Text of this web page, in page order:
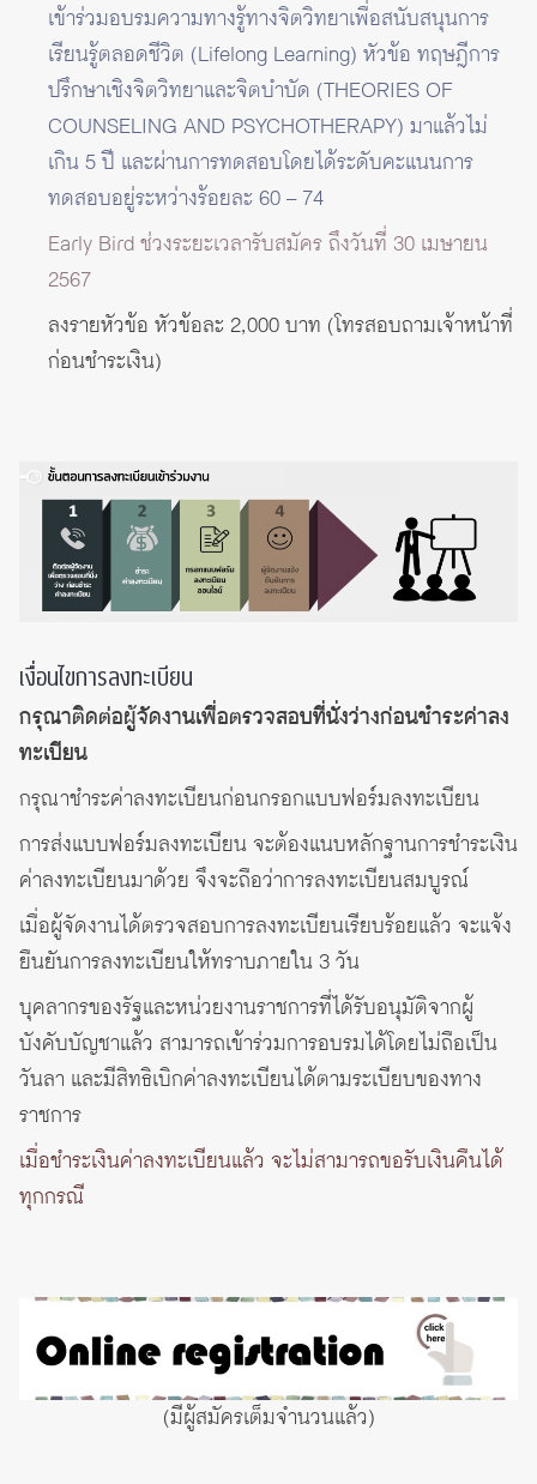
เข้าร่วมอบรมความทางรู้ทางจิตวิทยาเพื่อสนับสนุนการ
เรียนรู้ตลอดชีวิต (Lifelong Learning) หัวข้อ ทฤษฎีการ
ปรึกษาเชิงจิตวิทยาและจิตบำบัด (THEORIES OF
COUNSELING AND PSYCHOTHERAPY) มาแล้วไม่
เกิน 5 ปี และผ่านการทดสอบโดยได้ระดับคะแนนการ
ทดสอบอยู่ระหว่างร้อยละ 60 – 74
Early Bird ช่วงระยะเวลารับสมัคร ถึงวันที่ 30 เมษายน
2567
ลงรายหัวข้อ หัวข้อละ 2,000 บาท (โทรสอบถามเจ้าหน้าที่
ก่อนชำระเงิน)
เงื่อนไขการลงทะเบียน
กรุณาติดต่อผู้จัดงานเพื่อตรวจสอบที่นั่งว่างก่อนชำระค่าลง
ทะเบียน
กรุณาชำระค่าลงทะเบียนก่อนกรอกแบบฟอร์มลงทะเบียน
การส่งแบบฟอร์มลงทะเบียน จะต้องแนบหลักฐานการชำระเงิน
ค่าลงทะเบียนมาด้วย จึงจะถือว่าการลงทะเบียนสมบูรณ์
เมื่อผู้จัดงานได้ตรวจสอบการลงทะเบียนเรียบร้อยแล้ว จะแจ้ง
ยืนยันการลงทะเบียนให้ทราบภายใน 3 วัน
บุคลากรของรัฐและหน่วยงานราชการที่ได้รับอนุมัติจากผู้
บังคับบัญชาแล้ว สามารถเข้าร่วมการอบรมได้โดยไม่ถือเป็น
วันลา และมีสิทธิเบิกค่าลงทะเบียนได้ตามระเบียบของทาง
ราชการ
เมื่อชำระเงินค่าลงทะเบียนแล้ว จะไม่สามารถขอรับเงินคืนได้
ทุกกรณี
(มีผู้สมัครเต็มจำนวนแล้ว)